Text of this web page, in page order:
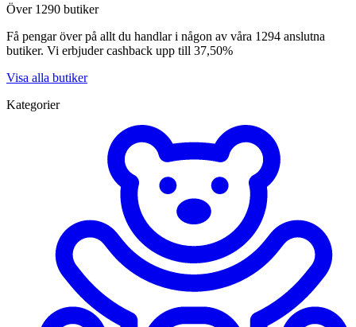
Över 1290 butiker
Få pengar över på allt du handlar i någon av våra 1294 anslutna
butiker. Vi erbjuder cashback upp till 37,50%
Visa alla butiker
Kategorier